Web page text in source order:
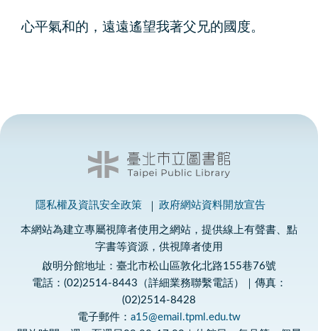
心平氣和的，遠遠遙望我著父兄的國度。
隱私權及資訊安全政策 政府網站資料開放宣告
本網站為建立專屬視障者使用之網站，提供線上有聲書、點
字書等資源，供視障者使用
啟明分館地址：臺北市松山區敦化北路155巷76號
電話：(02)2514-8443（詳細業務聯繫電話）｜傳真：
(02)2514-8428
電子郵件： a15@email.tpml.edu.tw